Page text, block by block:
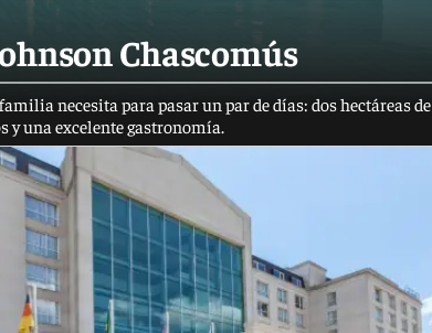
Chascomús
necesita para pasar un par de días: dos hectáreas de
y una excelente gastronomía.